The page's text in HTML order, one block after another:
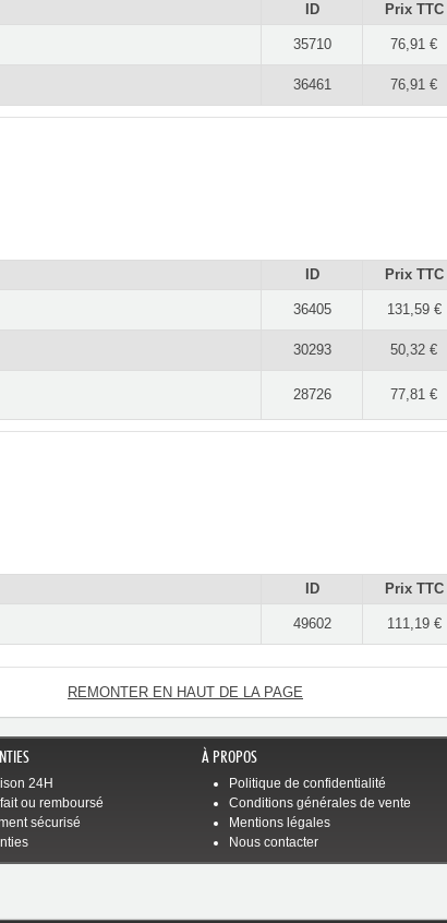
ID Prix TTC
35710 76,91 €
36461 76,91 €
ID Prix TTC
36405 131,59 €
30293 50,32 €
28726 77,81 €
ID Prix TTC
49602 111,19 €
REMONTER EN HAUT DE LA PAGE
24H
ou remboursé
sécurisé
À PROPOS
Politique de confidentialité
Conditions générales de vente
Mentions légales
Nous contacter